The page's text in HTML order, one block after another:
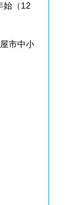
始（12
市中小